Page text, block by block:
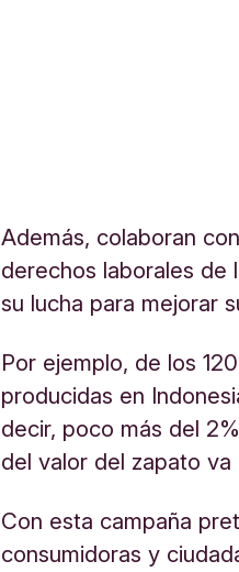
Además, colaboran
derechos laborales de
su lucha para mejorar
Por ejemplo, de los
producidas en
decir, poco más del
del valor del zapato va
Con esta campaña
consumidoras y